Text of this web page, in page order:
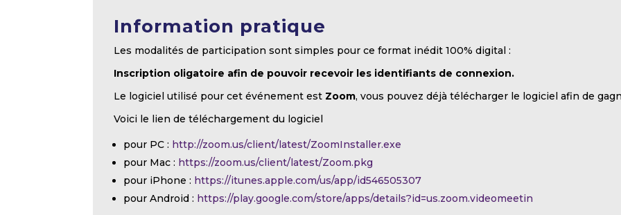
Information pratique
Les modalités de participation sont simples pour ce format inédit 100% digital :
Inscription oligatoire afin de pouvoir recevoir les identifiants de connexion.
Le logiciel utilisé pour cet événement est Zoom, vous pouvez déjà télécharger le logiciel afin de
Voici le lien de téléchargement du logiciel
pour PC : http://zoom.us/client/latest/ZoomInstaller.exe
pour Mac : https://zoom.us/client/latest/Zoom.pkg
pour iPhone : https://itunes.apple.com/us/app/id546505307
pour Android : https://play.google.com/store/apps/details?id=us.zoom.videomeetin